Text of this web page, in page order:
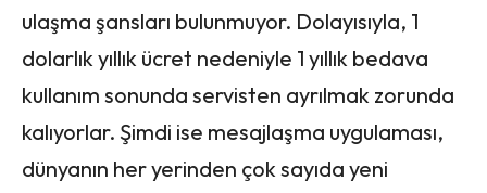
ulaşma şansları bulunmuyor. Dolayısıyla, 1
dolarlık yıllık ücret nedeniyle 1 yıllık bedava
kullanım sonunda servisten ayrılmak zorunda
kalıyorlar. Şimdi ise mesajlaşma uygulaması,
dünyanın her yerinden çok sayıda yeni